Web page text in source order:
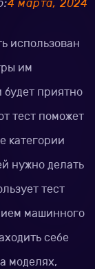
4 марта, 2024
использован
им
приятно
тест поможет
категории
нужно делать
тест
машинного
себе
моделях,